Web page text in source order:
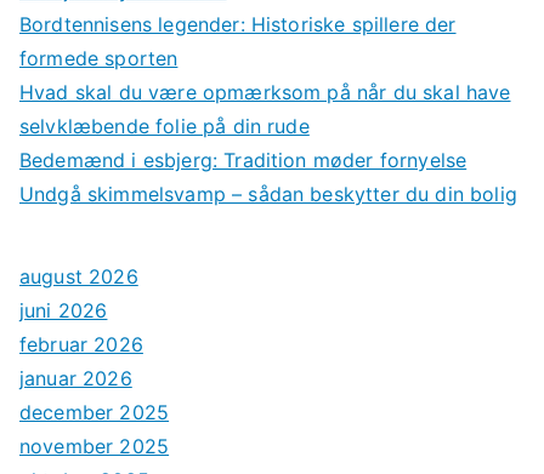
Bordtennisens legender: Historiske spillere der
formede sporten
Hvad skal du være opmærksom på når du skal have
selvklæbende folie på din rude
Bedemænd i esbjerg: Tradition møder fornyelse
Undgå skimmelsvamp – sådan beskytter du din bolig
august 2026
juni 2026
februar 2026
januar 2026
december 2025
november 2025